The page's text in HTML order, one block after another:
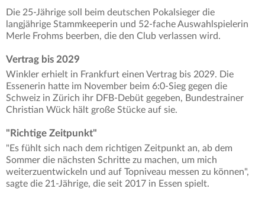
Die 25-Jährige soll beim deutschen Pokalsieger die
langjährige Stammkeeperin und 52-fache Auswahlspielerin
Merle Frohms beerben, die den Club verlassen wird.
Vertrag bis 2029
Winkler erhielt in Frankfurt einen Vertrag bis 2029. Die
Essenerin hatte im November beim 6:0-Sieg gegen die
Schweiz in Zürich ihr DFB-Debüt gegeben, Bundestrainer
Christian Wück hält große Stücke auf sie.
"Richtige Zeitpunkt"
"Es fühlt sich nach dem richtigen Zeitpunkt an, ab dem
Sommer die nächsten Schritte zu machen, um mich
weiterzuentwickeln und auf Topniveau messen zu können",
sagte die 21-Jährige, die seit 2017 in Essen spielt.